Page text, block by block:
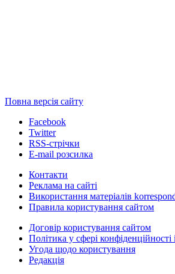
Повна версія сайту
Facebook
Twitter
RSS-стрічки
E-mail розсилка
Контакти
Реклама на сайті
Використання матеріалів
Правила користування сайтом
Договір користування сайтом
Політика у сфері
Угода щодо користування
Редакція